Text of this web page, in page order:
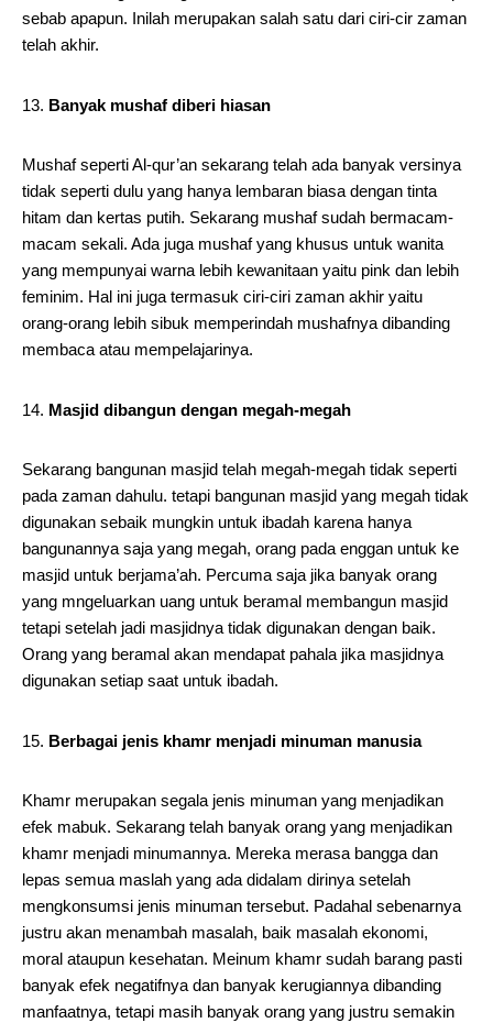
sebab apapun. Inilah merupakan salah satu dari ciri-cir zaman
telah akhir.
Banyak mushaf diberi hiasan
Mushaf seperti Al-qur’an sekarang telah ada banyak versinya
tidak seperti dulu yang hanya lembaran biasa dengan tinta
hitam dan kertas putih. Sekarang mushaf sudah bermacam-
macam sekali. Ada juga mushaf yang khusus untuk wanita
yang mempunyai warna lebih kewanitaan yaitu pink dan lebih
feminim. Hal ini juga termasuk ciri-ciri zaman akhir yaitu
orang-orang lebih sibuk memperindah mushafnya dibanding
membaca atau mempelajarinya.
Masjid dibangun dengan megah-megah
Sekarang bangunan masjid telah megah-megah tidak seperti
pada zaman dahulu. tetapi bangunan masjid yang megah tidak
digunakan sebaik mungkin untuk ibadah karena hanya
bangunannya saja yang megah, orang pada enggan untuk ke
masjid untuk berjama’ah. Percuma saja jika banyak orang
yang mngeluarkan uang untuk beramal membangun masjid
tetapi setelah jadi masjidnya tidak digunakan dengan baik.
Orang yang beramal akan mendapat pahala jika masjidnya
digunakan setiap saat untuk ibadah.
Berbagai jenis khamr menjadi minuman manusia
Khamr merupakan segala jenis minuman yang menjadikan
efek mabuk. Sekarang telah banyak orang yang menjadikan
khamr menjadi minumannya. Mereka merasa bangga dan
lepas semua maslah yang ada didalam dirinya setelah
mengkonsumsi jenis minuman tersebut. Padahal sebenarnya
justru akan menambah masalah, baik masalah ekonomi,
moral ataupun kesehatan. Meinum khamr sudah barang pasti
banyak efek negatifnya dan banyak kerugiannya dibanding
manfaatnya, tetapi masih banyak orang yang justru semakin